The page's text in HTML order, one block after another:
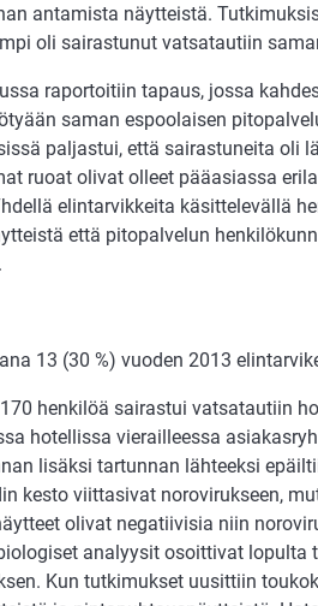
antamista näytteistä.
oli sairastunut vatsatautiin
raportoitiin tapaus, jossa
saman espoolaisen
paljastui, että sairastuneita oli
ruoat olivat olleet pääasiassa
elintarvikkeita käsittelevällä
että pitopalvelun
13 (30 %) vuoden 2013
henkilöä sairastui vatsatautiin
hotellissa vierailleessa
lisäksi tartunnan lähteeksi
kesto viittasivat norovirukseen,
olivat negatiivisia niin
analyysit osoittivat lopulta
Kun tutkimukset uusittiin